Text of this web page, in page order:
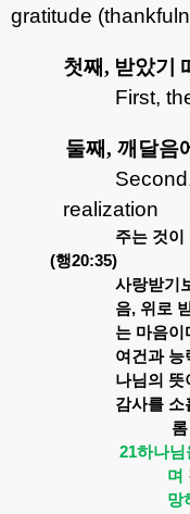
gratitude
첫째, 받았기
First,
둘째, 깨달음
realization
주는 것이
(행20:35)
사랑받기
음, 위로
는 마음이
여건과 능
나님의 뜻
감사를 소
롬
21하나님
며
망